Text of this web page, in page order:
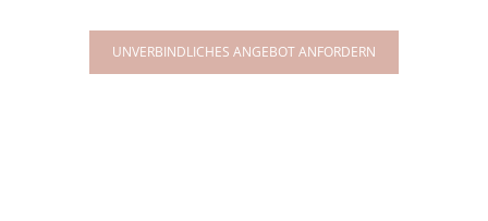
UNVERBINDLICHES ANGEBOT ANFORDERN